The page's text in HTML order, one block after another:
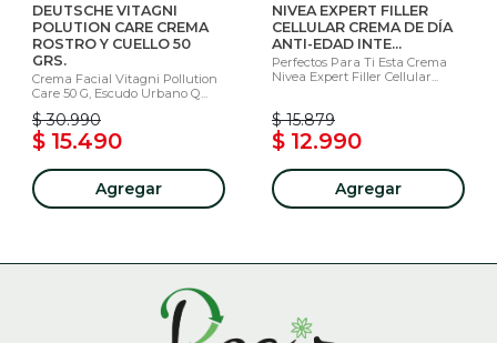
DEUTSCHE VITAGNI
POLUTION CARE CREMA
ROSTRO Y CUELLO 50
GRS.
Crema Facial Vitagni Pollution
Care 50 G, Escudo Urbano Q...
$ 30.990
$ 15.490
Agregar
NIVEA EXPERT FILLER
CELLULAR CREMA DE DÍA
ANTI-EDAD INTE...
Perfectos Para Ti Esta Crema
Nivea Expert Filler Cellular...
$ 15.879
$ 12.990
Agregar